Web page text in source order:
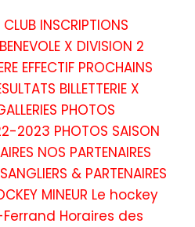
INSCRIPTIONS
X DIVISION 2
EFFECTIF PROCHAINS
BILLETTERIE X
PHOTOS
2023 PHOTOS SAISON
NOS PARTENAIRES
& PARTENAIRES
MINEUR Le hockey
Horaires des